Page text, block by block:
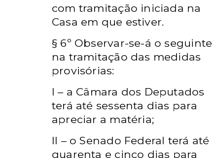
com tramitação iniciada na
Casa em que estiver.
§ 6º Observar-se-á o seguinte
na tramitação das medidas
provisórias:
I – a Câmara dos Deputados
terá até sessenta dias para
apreciar a matéria;
II – o Senado Federal terá até
quarenta e cinco dias para